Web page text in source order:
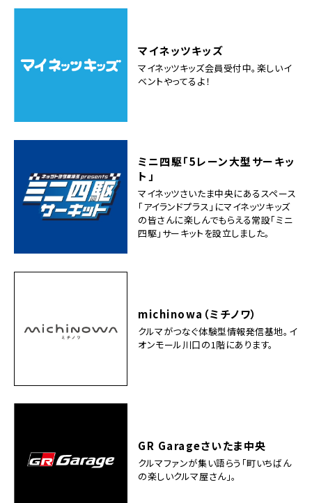
マイネッツキッズ
マイネッツキッズ会員受付中。楽しいイ
ベントやってるよ！
ミニ四駆「5レーン大型サーキッ
ト」
マイネッツさいたま中央にあるスペース
「アイランドプラス」にマイネッツキッズ
の皆さんに楽しんでもらえる常設「ミニ
四駆」サーキットを設立しました。
michinowa（ミチノワ）
クルマがつなぐ体験型情報発信基地。イ
オンモール川口の1階にあります。
GR Garageさいたま中央
クルマファンが集い語らう「町いちばん
の楽しいクルマ屋さん」。